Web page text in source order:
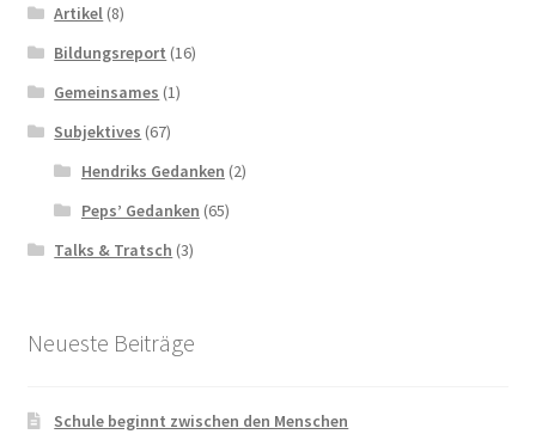
Artikel (8)
Bildungsreport (16)
Gemeinsames (1)
Subjektives (67)
Hendriks Gedanken (2)
Peps’ Gedanken (65)
Talks & Tratsch (3)
Neueste Beiträge
Schule beginnt zwischen den Menschen